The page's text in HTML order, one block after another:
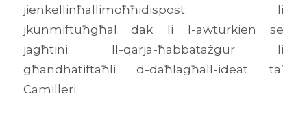
jienkellinħallimoħħidispost li
jkunmiftuħgħal dak li l-awturkien se
jagħtini. Il-qarja-ħabbatażgur li
għandhatiftaħli d-daħlagħall-ideat ta’
Camilleri.